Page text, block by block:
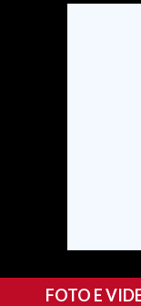
FOTO E